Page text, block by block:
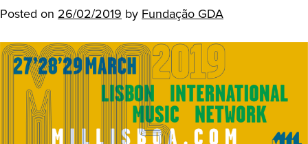
Posted on 26/02/2019 by Fundação GDA